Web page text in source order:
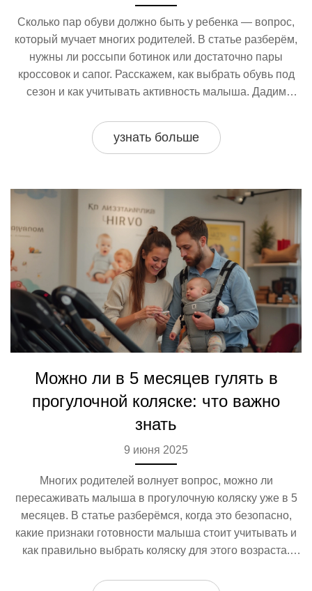
Сколько пар обуви должно быть у ребенка — вопрос,
который мучает многих родителей. В статье разберём,
нужны ли россыпи ботинок или достаточно пары
кроссовок и сапог. Расскажем, как выбрать обувь под
сезон и как учитывать активность малыша. Дадим
экономить на детской обуви без вреда для комфорта и
здоровья.
узнать больше
Можно ли в 5 месяцев гулять в
прогулочной коляске: что важно
знать
9 июня 2025
Многих родителей волнует вопрос, можно ли
пересаживать малыша в прогулочную коляску уже в 5
месяцев. В статье разберёмся, когда это безопасно,
какие признаки готовности малыша стоит учитывать и
как правильно выбрать коляску для этого возраста.
советы по комфортным и безопасным прогулкам. Всё